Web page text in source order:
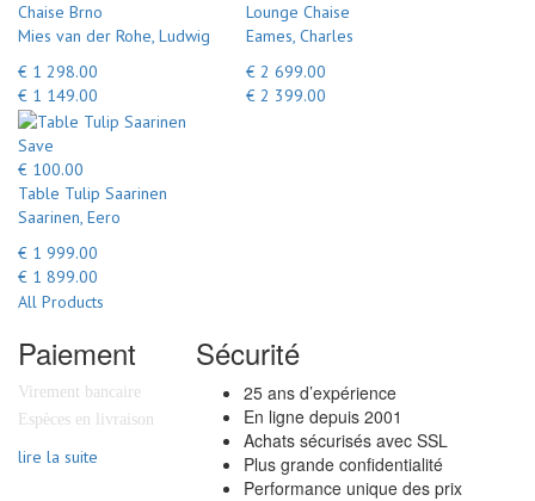
Chaise Brno
Mies van der Rohe, Ludwig
€ 1 298.00
€ 1 149.00
Lounge Chaise
Eames, Charles
€ 2 699.00
€ 2 399.00
Save
€ 100.00
Table Tulip Saarinen
Saarinen, Eero
€ 1 999.00
€ 1 899.00
All Products
Paiement
Virement bancaire
Espèces en livraison
lire la suite
Sécurité
25 ans d’expérience
En ligne depuis 2001
Achats sécurisés avec SSL
Plus grande confidentialité
Performance unique des prix